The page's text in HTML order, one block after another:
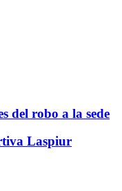
del robo a la sede
Laspiur